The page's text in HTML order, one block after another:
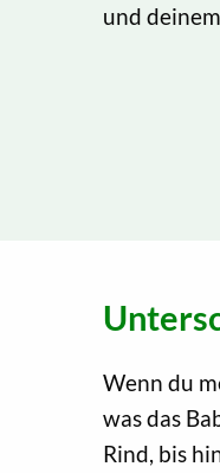
und
Wenn du
was das
Rind, bis